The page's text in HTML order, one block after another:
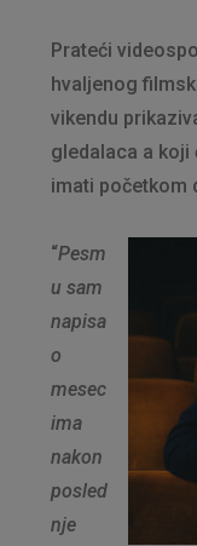
Prateći
hvaljenog
vikendu
gledalaca a koji
imati početkom
“Pesm
u sam
napisa
o
mesec
ima
nakon
posled
nje